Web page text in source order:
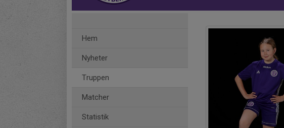
Hem
Nyheter
Truppen
Matcher
Statistik